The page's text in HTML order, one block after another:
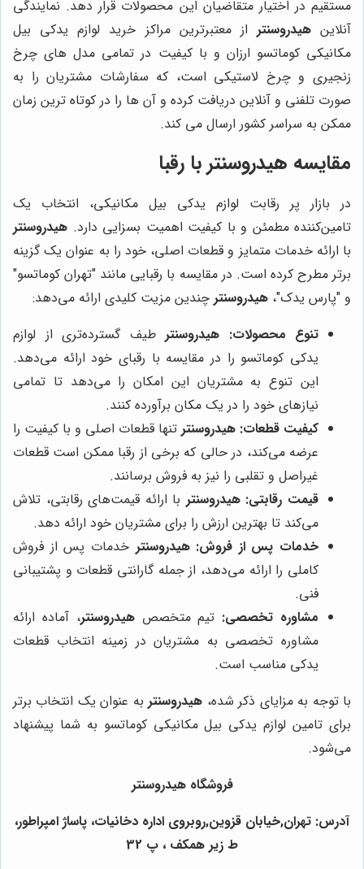
مستقیم در اختیار متقاضیان این محصولات قرار دهد. نمایندگی
آنلاینهیدروسنتر از معتبرترین مراکز خرید لوازم یدکی بیل
مکانیکی کوماتسو ارزان و با کیفیت در تمامی مدل های چرخ
زنجیری و چرخ لاستیکی است، که سفارشات مشتریان را به
صورت تلفنی و آنلاین دریافت کرده و آن ها را در کوتاه ترین زمان
ممکن به سراسر کشور ارسال می کند.
مقایسه هیدروسنتربا رقبا
در بازار پر رقابت لوازم یدکی بیل مکانیکی، انتخاب یک
تامین‌کننده مطمئن و با کیفیت اهمیت بسزایی دارد. هیدروسنتر
با ارائه خدمات متمایز و قطعات اصلی، خود را به عنوان یک گزینه
برتر مطرح کرده است. در مقایسه با رقبایی مانند "تهران کوماتسو"
و "پارس یدک"، هیدروسنتر چندین مزیت کلیدی ارائه می‌دهد:
تنوع محصولات: هیدروسنتر طیف گسترده‌تری از لوازم
یدکی کوماتسو را در مقایسه با رقبای خود ارائه می‌دهد.
این تنوع به مشتریان این امکان را می‌دهد تا تمامی
نیازهای خود را در یک مکان برآورده کنند.
کیفیت قطعات: هیدروسنتر تنها قطعات اصلی و با کیفیت را
عرضه می‌کند، در حالی که برخی از رقبا ممکن است قطعات
غیراصل و تقلبی را نیز به فروش برسانند.
قیمت رقابتی: هیدروسنتر با ارائه قیمت‌های رقابتی، تلاش
می‌کند تا بهترین ارزش را برای مشتریان خود ارائه دهد.
خدمات پس از فروش: هیدروسنتر خدمات پس از فروش
کاملی را ارائه می‌دهد، از جمله گارانتی قطعات و پشتیبانی
فنی.
مشاوره تخصصی: تیم متخصصهیدروسنتر، آماده ارائه
مشاوره تخصصی به مشتریان در زمینه انتخاب قطعات
یدکی مناسب است.
با توجه به مزایای ذکر شده، هیدروسنتربه عنوان یک انتخاب برتر
برای تامین لوازم یدکی بیل مکانیکی کوماتسو به شما پیشنهاد
می‌شود.
فروشگاه هیدروسنتر
آدرس: تهران,خیابان قزوین,روبروی اداره دخانیات، پاساژ امپراطور،
ط زیر همکف ، پ 32